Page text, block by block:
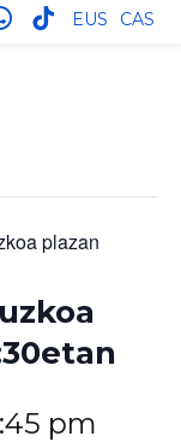
tik
EUS CAS
plazan
pm